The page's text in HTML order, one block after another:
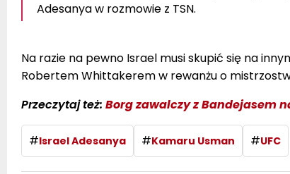
Adesanya w rozmowie z TSN.
Na razie na pewno Israel musi skupić się na
Robertem Whittakerem w rewanżu o
Przeczytaj też: Borg zawalczy z Bandejasem
#Israel Adesanya #Kamaru Usman #UFC